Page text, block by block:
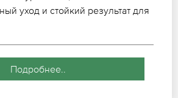
уход и стойкий результат для
Подробнее..